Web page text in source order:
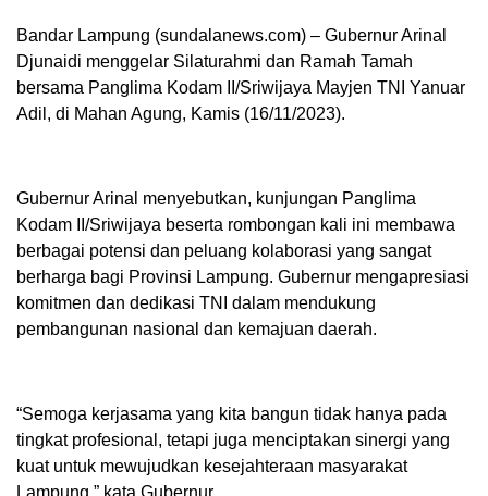
Bandar Lampung (sundalanews.com) – Gubernur Arinal
Djunaidi menggelar Silaturahmi dan Ramah Tamah
bersama Panglima Kodam II/Sriwijaya Mayjen TNI Yanuar
Adil, di Mahan Agung, Kamis (16/11/2023).
Gubernur Arinal menyebutkan, kunjungan Panglima
Kodam II/Sriwijaya beserta rombongan kali ini membawa
berbagai potensi dan peluang kolaborasi yang sangat
berharga bagi Provinsi Lampung. Gubernur mengapresiasi
komitmen dan dedikasi TNI dalam mendukung
pembangunan nasional dan kemajuan daerah.
“Semoga kerjasama yang kita bangun tidak hanya pada
tingkat profesional, tetapi juga menciptakan sinergi yang
kuat untuk mewujudkan kesejahteraan masyarakat
Lampung,” kata Gubernur.